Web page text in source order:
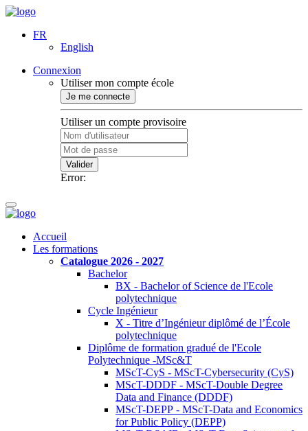
FR
English
Connexion
Utiliser mon compte école
Je me connecte
Utiliser un compte provisoire
Valider
Error:
Accueil
Les formations
Catalogue 2026 - 2027
Bachelor
BX - Bachelor of Science de l'Ecole
polytechnique
Cycle Ingénieur
X - Titre d’Ingénieur diplômé de l’École
polytechnique
Diplôme de formation gradué de l'Ecole
Polytechnique -MSc&T
MScT-CyS - MScT-Cybersecurity (CyS)
MScT-DDDF - MScT-Double Degree
Data and Finance (DDDF)
MScT-DEPP - MScT-Data and Economics
for Public Policy (DEPP)